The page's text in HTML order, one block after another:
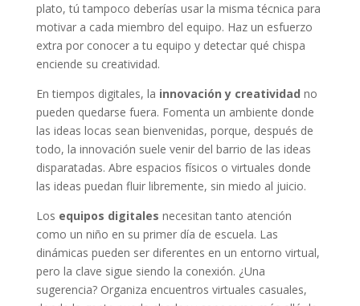
plato, tú tampoco deberías usar la misma técnica para
motivar a cada miembro del equipo. Haz un esfuerzo
extra por conocer a tu equipo y detectar qué chispa
enciende su creatividad.
En tiempos digitales, la innovación y creatividad no
pueden quedarse fuera. Fomenta un ambiente donde
las ideas locas sean bienvenidas, porque, después de
todo, la innovación suele venir del barrio de las ideas
disparatadas. Abre espacios físicos o virtuales donde
las ideas puedan fluir libremente, sin miedo al juicio.
Los equipos digitales necesitan tanto atención
como un niño en su primer día de escuela. Las
dinámicas pueden ser diferentes en un entorno virtual,
pero la clave sigue siendo la conexión. ¿Una
sugerencia? Organiza encuentros virtuales casuales,